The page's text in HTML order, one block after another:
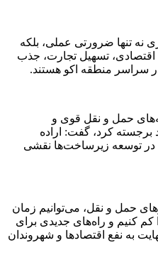
نه تنها ضرورتی عملی، بلکه
اقتصادی، تسهیل تجارت، جذب
سراسر منطقه اکو هستند.
حمل و نقل قوی و
برجسته کرد، گفت: اراده
توسعه زیرساخت‌ها نقشی
حمل و نقل، می‌توانیم زمان
کم کنیم و راه‌های جدیدی برای
به نفع اقتصاد‌ها و شهروندان